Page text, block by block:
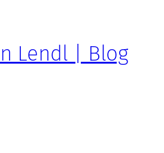
Lendl | Blog